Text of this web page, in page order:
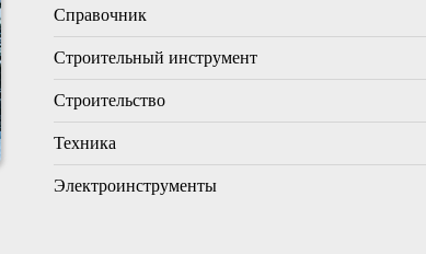
Справочник
Строительный инструмент
Строительство
Техника
Электроинструменты